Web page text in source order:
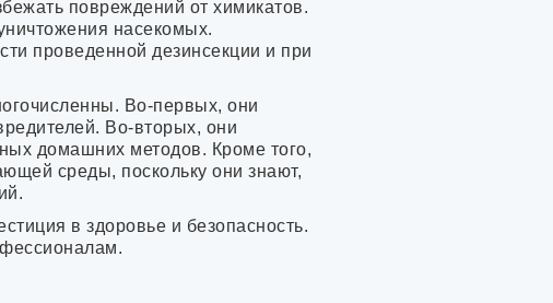
повреждений от химикатов.
насекомых.
проведенной дезинсекции и при
Во-первых, они
Во-вторых, они
домашних методов. Кроме того,
среды, поскольку они знают,
в здоровье и безопасность.